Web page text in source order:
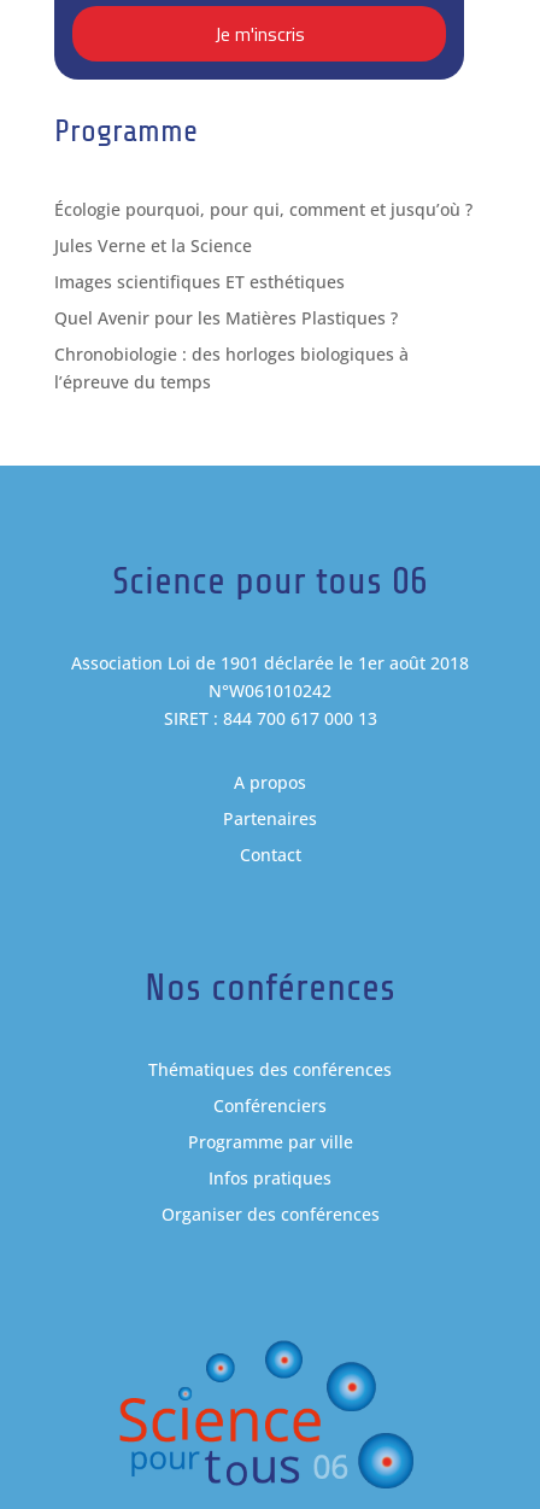
Programme
Écologie pourquoi, pour qui, comment et jusqu’où ?
Jules Verne et la Science
Images scientifiques ET esthétiques
Quel Avenir pour les Matières Plastiques ?
Chronobiologie : des horloges biologiques à
l’épreuve du temps
Science pour tous 06
Association Loi de 1901 déclarée le 1er août 2018
N°W061010242
SIRET : 844 700 617 000 13
A propos
Partenaires
Contact
Nos conférences
Thématiques des conférences
Conférenciers
Programme par ville
Infos pratiques
Organiser des conférences